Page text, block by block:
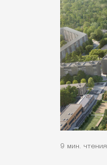
9 мин. чтения